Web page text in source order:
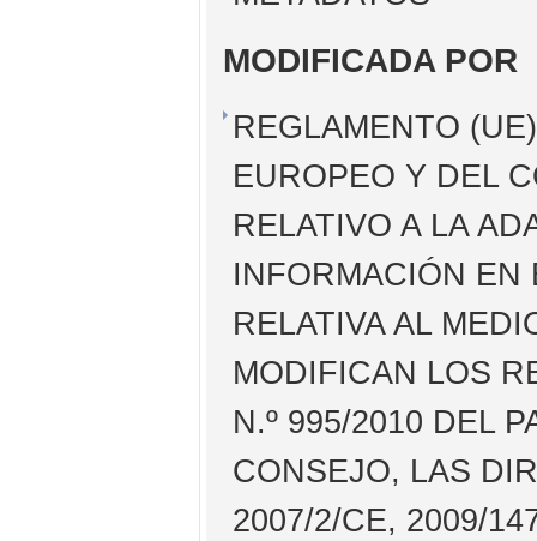
MODIFICADA POR
REGLAMENTO
EUROPEO Y DEL
RELATIVO A LA
INFORMACIÓN EN
RELATIVA AL
MODIFICAN LOS
N.º 995/2010 DEL
CONSEJO, LAS
2007/2/CE, 2009/